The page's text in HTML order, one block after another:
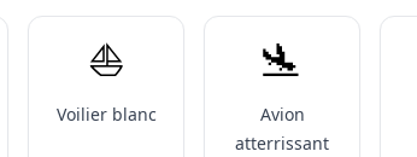
⛵️
Voilier blanc
🛬
Avion
atterrissant